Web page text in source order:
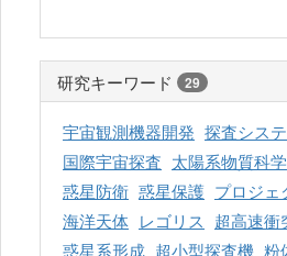
研究キーワード 29
宇宙観測機器開発 探査シス
国際宇宙探査 太陽系物質科学
惑星防衛 惑星保護 プロジェ
海洋天体 レゴリス 超高速衝
惑星系形成 超小型探査機 粉